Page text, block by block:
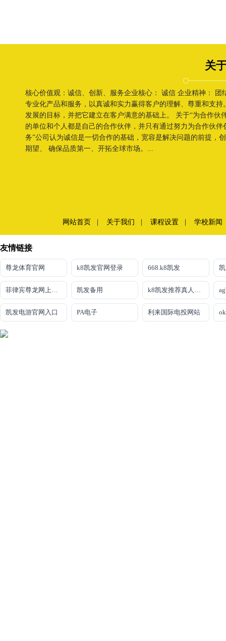
关
核心价值观：诚信、创新、服务企业核心： 诚信 企业精神：
专业化产品和服务，以真诚和实力赢得客户的理解、尊重和支
发展的目标，并把它建立在客户满意的基础上。 关于“为合作
的单位和个人都是自己的合作伙伴，并只有通过努力为合作伙
务”公司认为诚信是一切合作的基础，宽容是解决问题的前提，
期望、 确保品质第一、开拓全球市场。...
网站首页 关于我们 课程设置 学校新闻
友情链接
尊龙体育官网 k8凯发官网登录 668.k8凯发
菲律宾尊龙网上娱乐 凯发备用 k8凯发推荐真人娱乐手机app
凯发电游官网入口 PA电子 利来国际电投网站